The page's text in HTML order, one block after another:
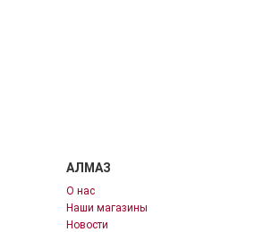
АЛМАЗ
О нас
Наши магазины
Новости